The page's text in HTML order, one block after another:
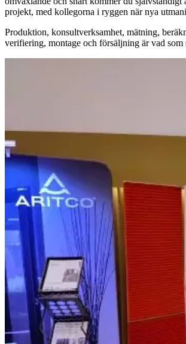
projekt, med kollegorna i ryggen när nya
Produktion, konsultverksamhet, mätning,
verifiering, montage och försäljning är vad som